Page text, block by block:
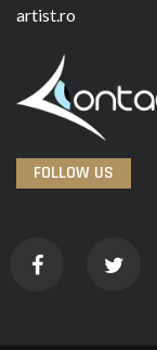
artist.ro
FOLLOW US